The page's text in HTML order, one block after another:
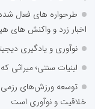
طرحواره های فعال
اخبار زرد و واکنش های
نوآوری و یادگیری
لبنیات سنتی؛ میراثی
توسعه ورزش‌های رزمی
خلاقیت و نوآوری است